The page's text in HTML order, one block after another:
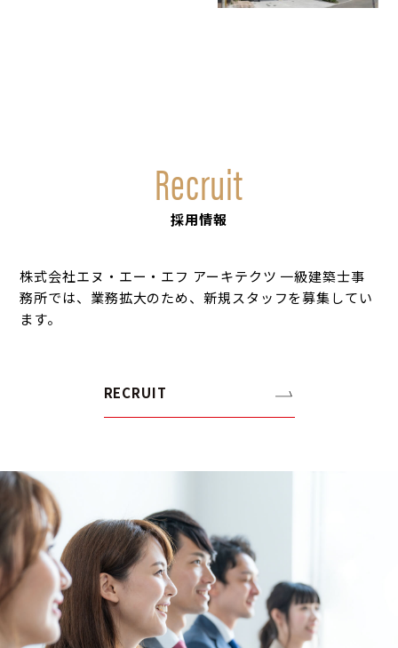
Recruit
採用情報
株式会社エヌ・エー・エフ アーキテクツ 一級建築士事
務所では、業務拡大のため、新規スタッフを募集してい
ます。
RECRUIT